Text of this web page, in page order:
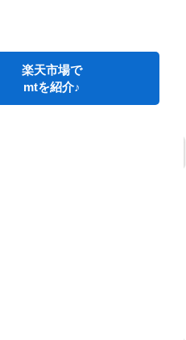
楽天市場で
mtを紹介♪